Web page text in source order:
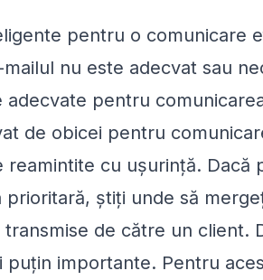
pentru o comunicare
mailul nu este adecvat sau
adecvate pentru
de obicei pentru
reamintite cu ușurință. Dacă
prioritară, știți unde să
de către un client.
puțin importante. Pentru